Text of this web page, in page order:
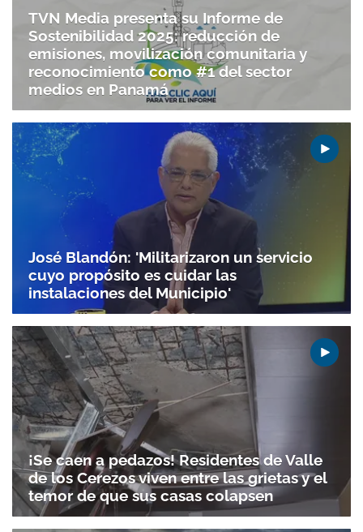
TVN Media presenta su Informe de
Sostenibilidad 2025: reducción de
emisiones, movilización comunitaria y
reconocimiento como #1 del sector
medios en Panamá
José Blandón: 'Militarizaron un servicio
cuyo propósito es cuidar las
instalaciones del Municipio'
¡Se caen a pedazos! Residentes de Valle
de los Cerezos viven entre las grietas y el
temor de que sus casas colapsen